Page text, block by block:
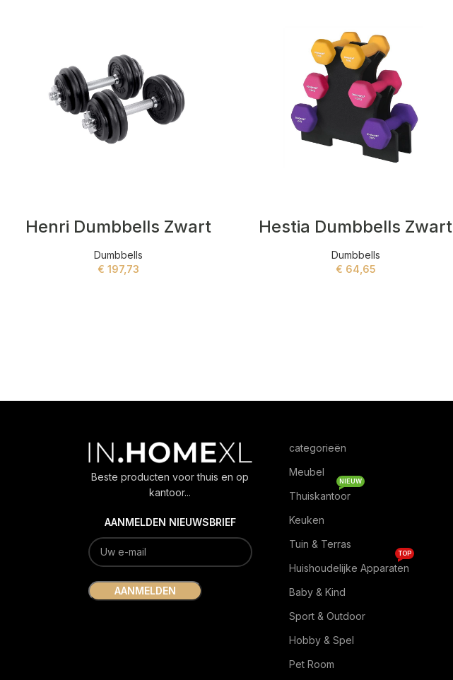
Henri Dumbbells Zwart
Dumbbells
€ 197,73
Hestia Dumbbells Zwart
Dumbbells
€ 64,65
Beste producten voor thuis en op
kantoor...
AANMELDEN NIEUWSBRIEF
categorieën
Meubel
Thuiskantoor
NIEUW
Keuken
Tuin & Terras
Huishoudelijke Apparaten
TOP
Baby & Kind
Sport & Outdoor
Hobby & Spel
Pet Room